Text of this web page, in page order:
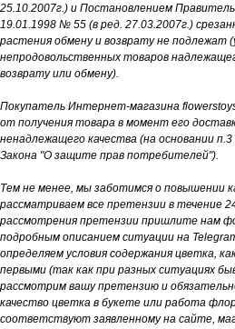
25.10.2007г.) и Постановлением
19.01.1998 № 55 (в ред. 27.03.2007г.)
растения обмену и возврату не подлежат
непродовольственных товаров
возврату или обмену).
Покупатель Интернет-магазина
от получения товара в момент его
ненадлежащего качества (на основании
Закона "О защите прав потребителей").
Тем не менее, мы заботимся о повышении
рассматриваем все претензии в течение
рассмотрения претензии пришлите нам
подробным описанием ситуации на
определяем условия содержания цветка,
первыми (так как при разных ситуациях
рассмотрим вашу претензию и
качество цветка в букете или работа
соответствуют заявленному на сайте,